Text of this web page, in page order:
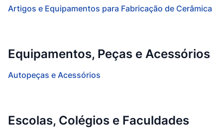
Artigos e Equipamentos para Fabricação de Cerâmica
Equipamentos, Peças e Acessórios
Autopeças e Acessórios
Escolas, Colégios e Faculdades